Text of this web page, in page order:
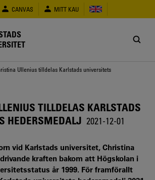
CANVAS MITT KAU
Ullenius tilldelas Karlstads universitets
TILLDELAS KARLSTADS
HEDERSMEDALJ 2021-12-01
vid Karlstads universitet, Christina
kraften bakom att Högskolan i
år 1999. För framförallt